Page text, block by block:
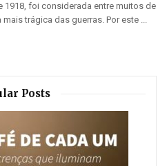
1918, foi considerada entre muitos de
trágica das guerras. Por este ...
Posts